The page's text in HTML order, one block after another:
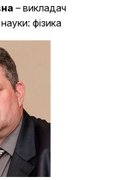
– викладач
фізика